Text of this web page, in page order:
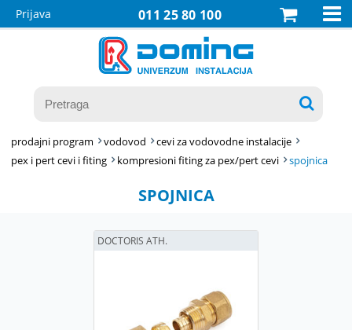
011 25 80 100
Prijava 

prodajni program vodovod
cevi za vodovodne instalacije
pex i pert cevi i fiting
kompresioni fiting za pex/pert cevi spojnica
SPOJNICA
DOCTORIS ATH.